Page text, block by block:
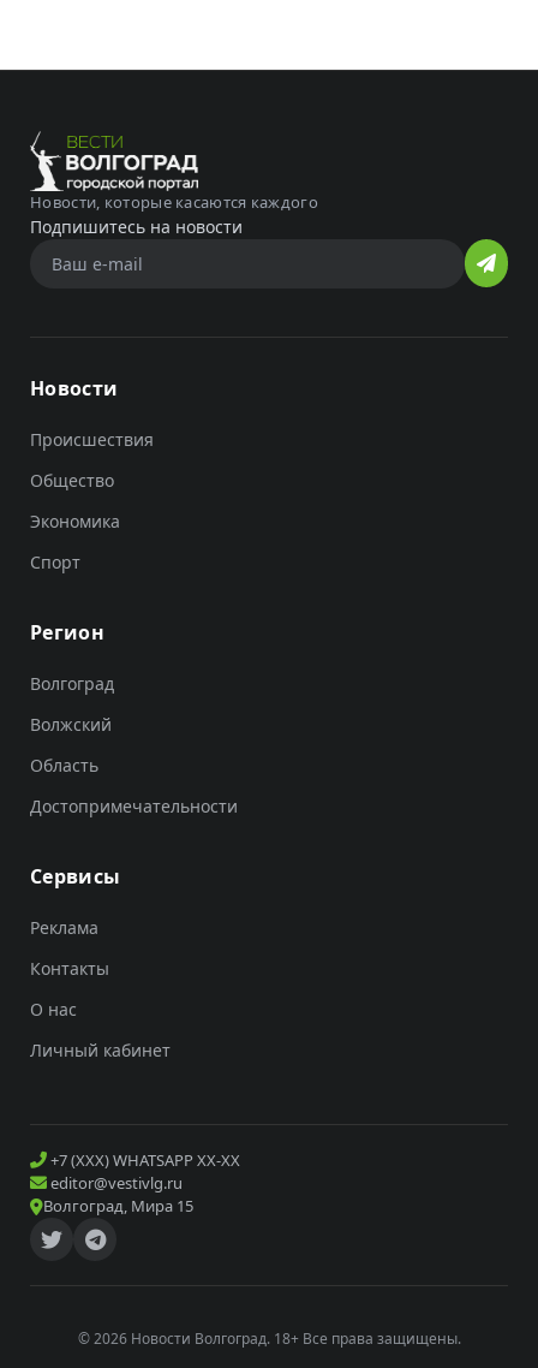
Новости, которые касаются каждого
Подпишитесь на новости
Новости
Происшествия
Общество
Экономика
Спорт
Регион
Волгоград
Волжский
Область
Достопримечательности
Сервисы
Реклама
Контакты
О нас
Личный кабинет
+7 (XXX) WHATSAPP XX-XX
editor@vestivlg.ru
Волгоград, Мира 15
© 2026 Новости Волгоград. 18+ Все права защищены.